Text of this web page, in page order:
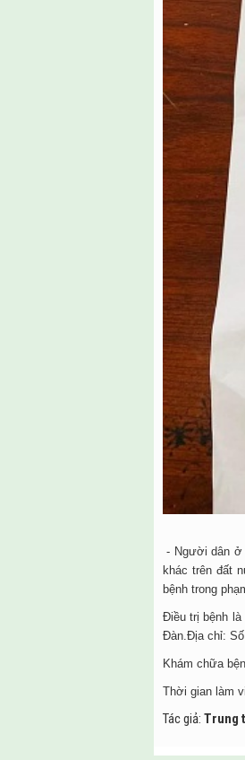
- Người dân ở
khác trên đất
bệnh trong
Điều trị bệnh là
Đàn.Địa chỉ:
Khám chữa
Thời gian làm
Tác giả: Trung